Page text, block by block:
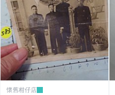
懷舊柑仔店